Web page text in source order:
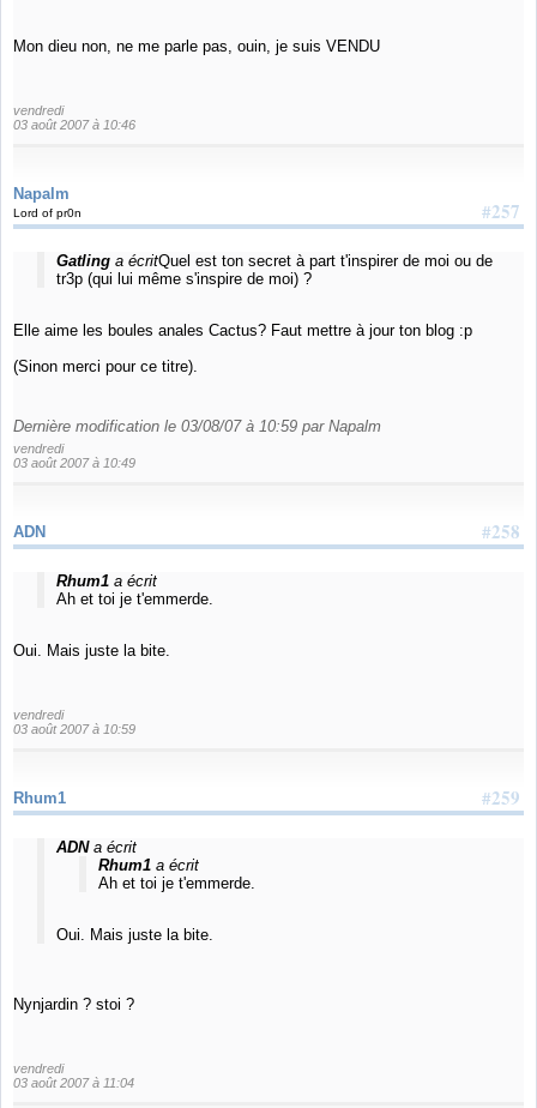
Mon dieu non, ne me parle pas, ouin, je suis VENDU
vendredi
03 août 2007 à 10:46
Napalm
#257
Lord of pr0n
Gatlinga écritQuel est ton secret à part t'inspirer de moi ou de
tr3p (qui lui même s'inspire de moi) ?
Elle aime les boules anales Cactus? Faut mettre à jour ton blog :p
(Sinon merci pour ce titre).
Dernière modification le 03/08/07 à 10:59 par Napalm
vendredi
03 août 2007 à 10:49
#258
ADN
Rhum1a écrit
Ah et toi je t'emmerde.
Oui. Mais juste la bite.
vendredi
03 août 2007 à 10:59
#259
Rhum1
ADNa écrit
Rhum1 a écrit
Ah et toi je t'emmerde.
Oui. Mais juste la bite.
Nynjardin ? stoi ?
vendredi
03 août 2007 à 11:04